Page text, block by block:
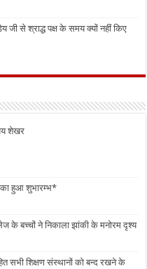
जी से श्राद्ध पक्ष के समय क्यों नहीं किए
शेखर
हुआ शुभारम्भ*
के बच्चों ने निकाला झांकी के मनोरम दृश्य
सभी शिक्षण संस्थानों को बन्द रखने के